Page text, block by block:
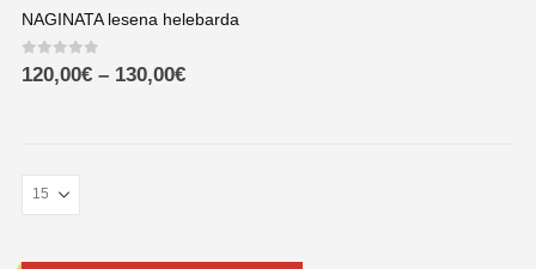
NAGINATA lesena helebarda
0 out of 5
120,00€ – 130,00€